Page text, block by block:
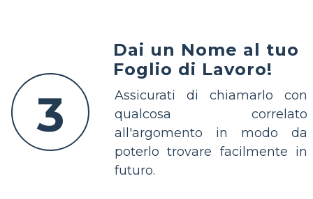
3
Dai un Nome al tuo
Foglio di Lavoro!
Assicurati di chiamarlo con
qualcosa correlato
all'argomento in modo da
poterlo trovare facilmente in
futuro.